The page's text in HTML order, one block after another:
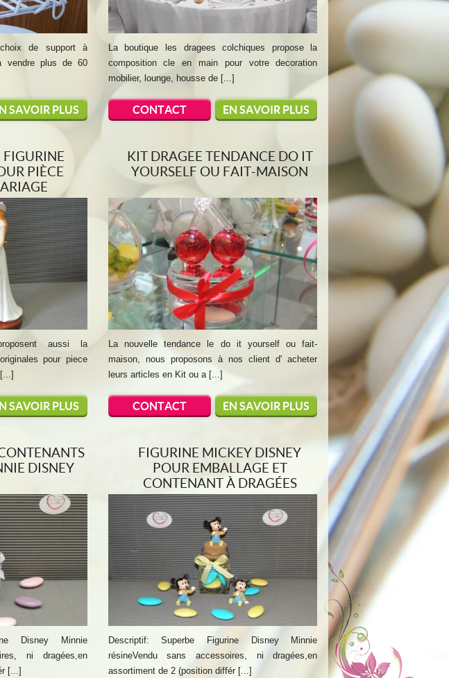
de support à
vendre plus de 60
SAVOIR PLUS
La boutique les dragees colchiques propose la
composition cle en main pour votre decoration
mobilier, lounge, housse de [...]
CONTACT EN SAVOIR PLUS
PIÈCE
aussi la
pour piece
SAVOIR PLUS
KIT DRAGEE TENDANCE DO IT
YOURSELF OU FAIT-MAISON
La nouvelle tendance le do it yourself ou fait-
maison, nous proposons à nos client d' acheter
leurs articles en Kit ou a [...]
CONTACT EN SAVOIR PLUS
DISNEY
Disney Minnie
ni dragées,en
[...]
FIGURINE MICKEY DISNEY
POUR EMBALLAGE ET
CONTENANT À DRAGÉES
Descriptif: Superbe Figurine Disney Minnie
résineVendu sans accessoires, ni dragées,en
assortiment de 2 (position différ [...]